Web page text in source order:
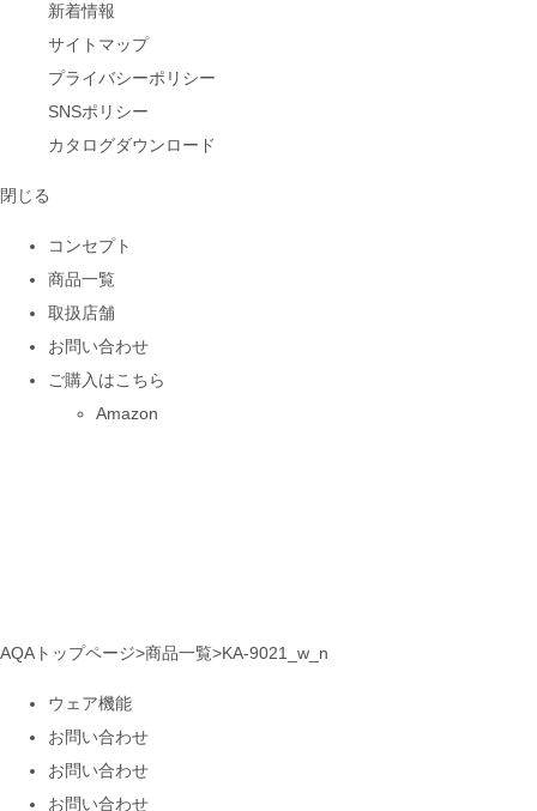
新着情報
サイトマップ
プライバシーポリシー
SNSポリシー
カタログダウンロード
閉じる
コンセプト
商品一覧
取扱店舗
お問い合わせ
ご購入はこちら
Amazon
AQAトップページ>商品一覧>KA-9021_w_n
ウェア機能
お問い合わせ
お問い合わせ
お問い合わせ